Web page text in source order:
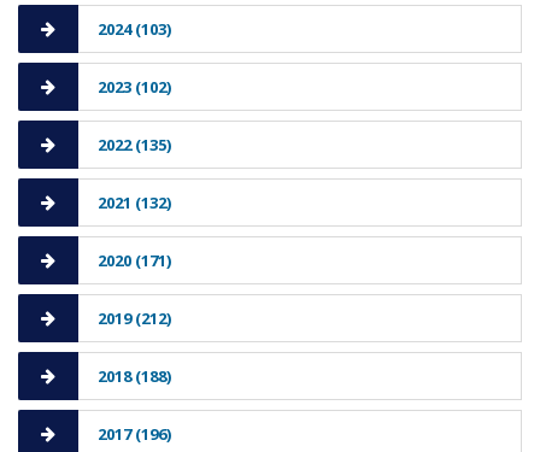
2024 (103)
2023 (102)
2022 (135)
2021 (132)
2020 (171)
2019 (212)
2018 (188)
2017 (196)